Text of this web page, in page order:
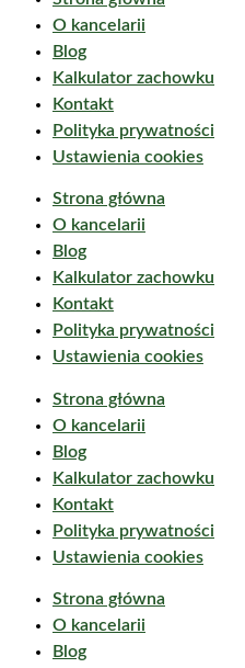
O kancelarii
Blog
Kalkulator zachowku
Kontakt
Polityka prywatności
Ustawienia cookies
Strona główna
O kancelarii
Blog
Kalkulator zachowku
Kontakt
Polityka prywatności
Ustawienia cookies
Strona główna
O kancelarii
Blog
Kalkulator zachowku
Kontakt
Polityka prywatności
Ustawienia cookies
Strona główna
O kancelarii
Blog